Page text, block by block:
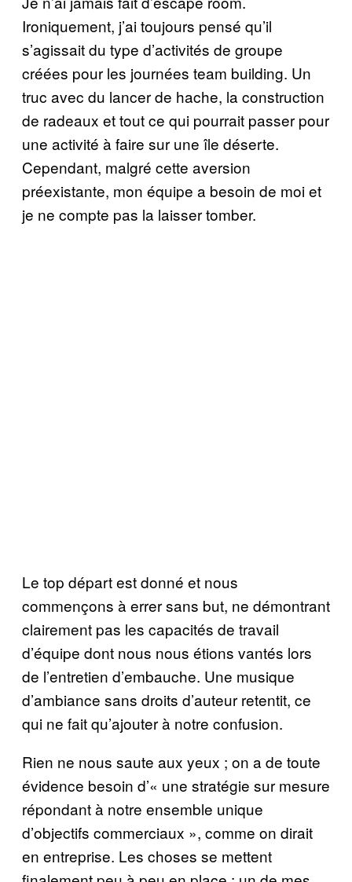
Ironiquement, j’ai toujours pensé qu’il
s’agissait du type d’activités de groupe
créées pour les journées team building. Un
truc avec du lancer de hache, la construction
de radeaux et tout ce qui pourrait passer pour
une activité à faire sur une île déserte.
Cependant, malgré cette aversion
préexistante, mon équipe a besoin de moi et
je ne compte pas la laisser tomber.
Le top départ est donné et nous
commençons à errer sans but, ne démontrant
clairement pas les capacités de travail
d’équipe dont nous nous étions vantés lors
de l’entretien d’embauche. Une musique
d’ambiance sans droits d’auteur retentit, ce
qui ne fait qu’ajouter à notre confusion.
Rien ne nous saute aux yeux ; on a de toute
évidence besoin d’« une stratégie sur mesure
répondant à notre ensemble unique
d’objectifs commerciaux », comme on dirait
en entreprise. Les choses se mettent